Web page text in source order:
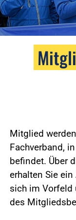
Mitglied
Fachverband,
befindet. Über
erhalten Sie
sich im Vorfeld
des